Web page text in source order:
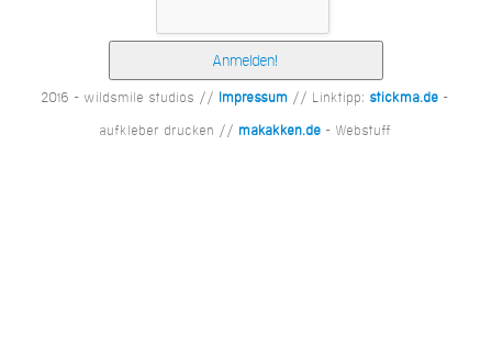
2016 - wildsmile studios //Impressum // Linktipp:stickma.de -
aufkleber drucken // makakken.de - Webstuff